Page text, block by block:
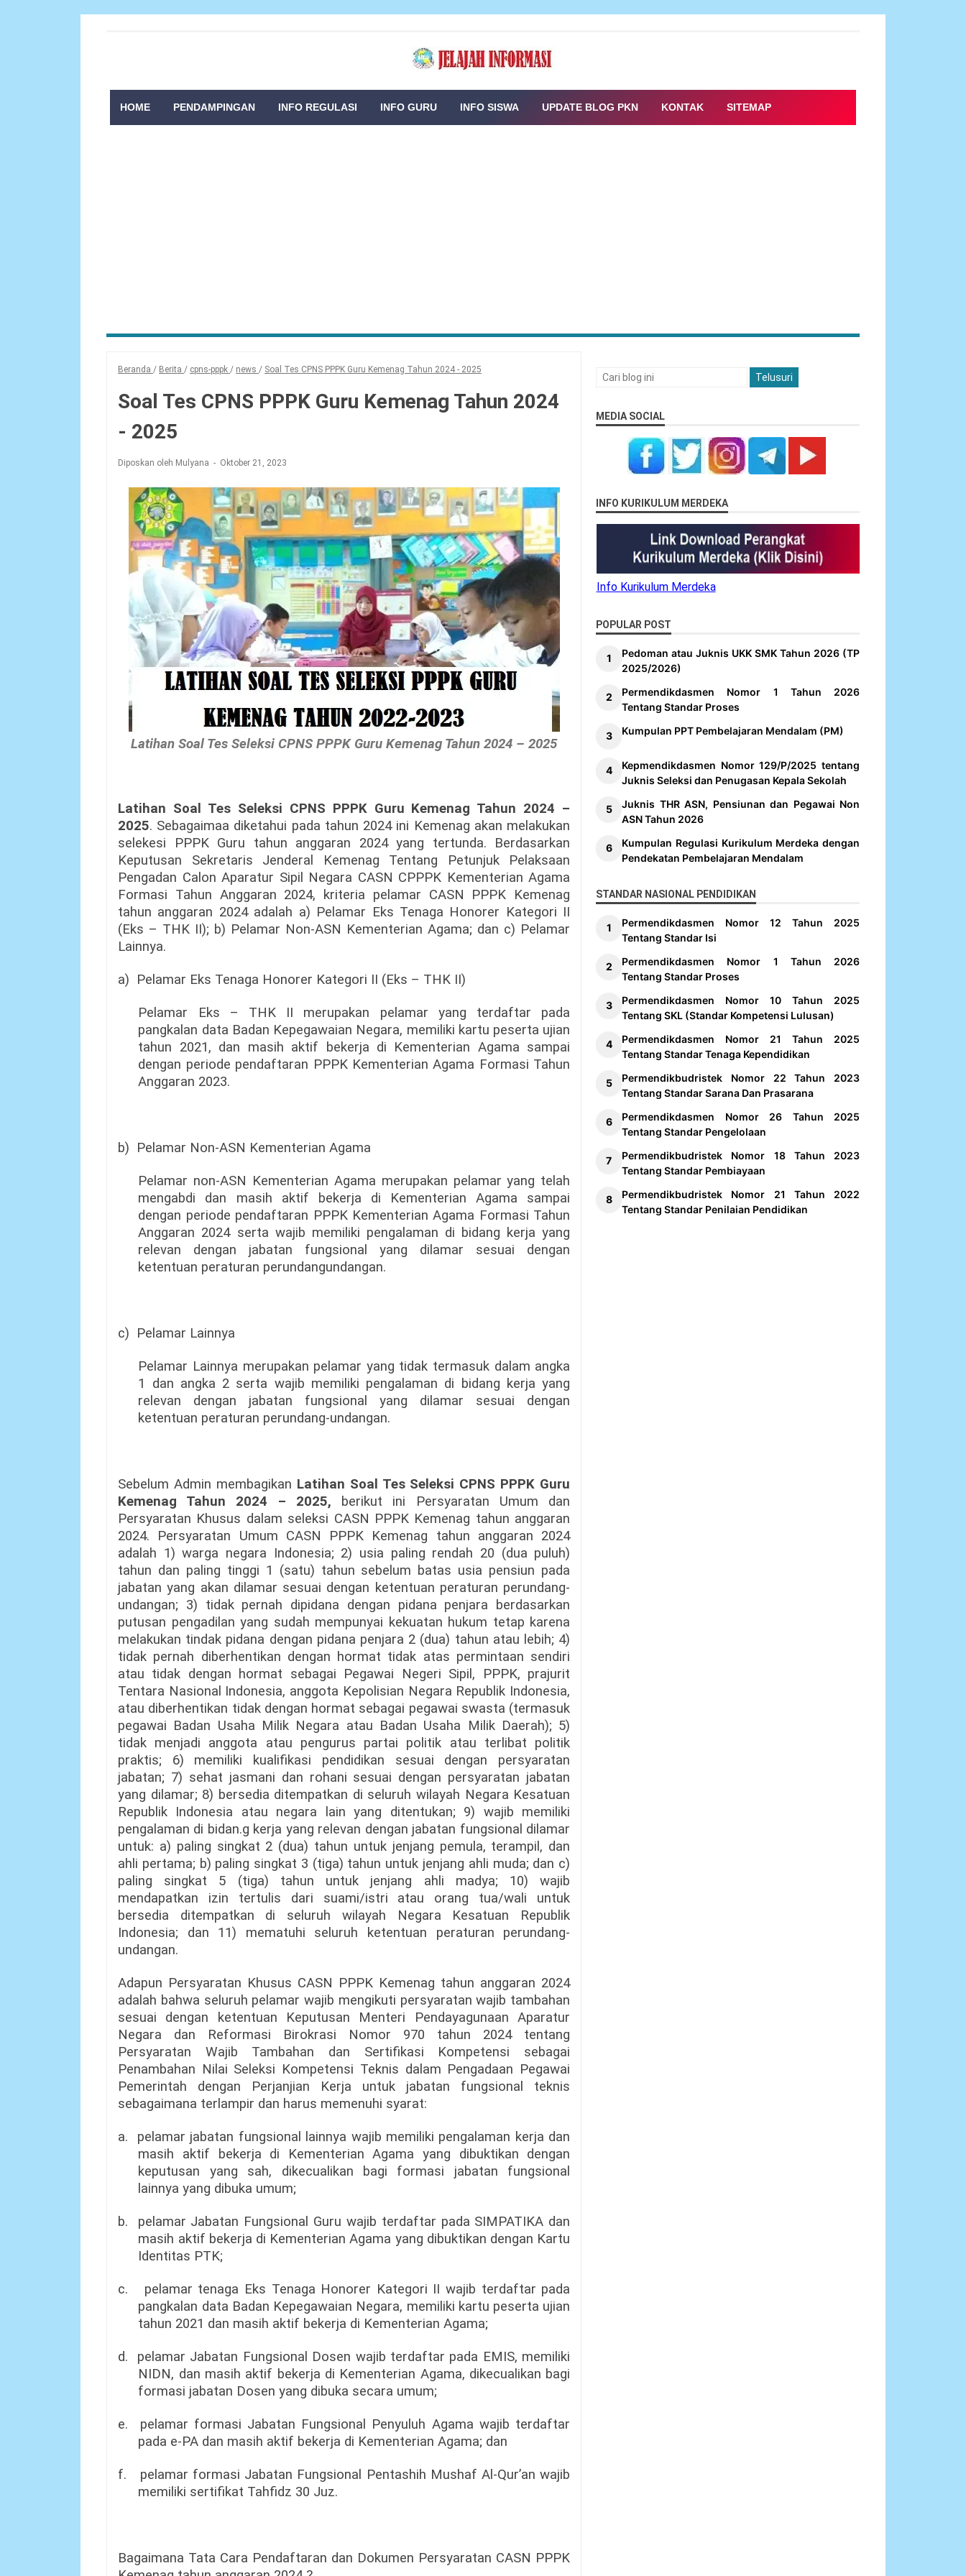
HOME PENDAMPINGAN INFO REGULASI INFO GURU INFO SISWA UPDATE BLOG PKN KONTAK SITEMAP
Beranda / Berita / cpns-pppk / news / Soal Tes CPNS PPPK Guru Kemenag Tahun 2024 - 2025
Soal Tes CPNS PPPK Guru Kemenag Tahun 2024
- 2025
Diposkan oleh Mulyana Oktober 21, 2023
Latihan Soal Tes Seleksi CPNS PPPK Guru Kemenag Tahun 2024 – 2025
Latihan Soal Tes Seleksi CPNS PPPK Guru Kemenag Tahun 2024 –
2025. Sebagaimaa diketahui pada tahun 2024 ini Kemenag akan melakukan
selekesi PPPK Guru tahun anggaran 2024 yang tertunda. Berdasarkan
Keputusan Sekretaris Jenderal Kemenag Tentang Petunjuk Pelaksaan
Pengadan Calon Aparatur Sipil Negara CASN CPPPK Kementerian Agama
Formasi Tahun Anggaran 2024, kriteria pelamar CASN PPPK Kemenag
tahun anggaran 2024 adalah a) Pelamar Eks Tenaga Honorer Kategori II
(Eks – THK II); b) Pelamar Non-ASN Kementerian Agama; dan c) Pelamar
Lainnya.
a) Pelamar Eks Tenaga Honorer Kategori II (Eks – THK II)
Pelamar Eks – THK II merupakan pelamar yang terdaftar pada
pangkalan data Badan Kepegawaian Negara, memiliki kartu peserta ujian
tahun 2021, dan masih aktif bekerja di Kementerian Agama sampai
dengan periode pendaftaran PPPK Kementerian Agama Formasi Tahun
Anggaran 2023.
b) Pelamar Non-ASN Kementerian Agama
Pelamar non-ASN Kementerian Agama merupakan pelamar yang telah
mengabdi dan masih aktif bekerja di Kementerian Agama sampai
dengan periode pendaftaran PPPK Kementerian Agama Formasi Tahun
Anggaran 2024 serta wajib memiliki pengalaman di bidang kerja yang
relevan dengan jabatan fungsional yang dilamar sesuai dengan
ketentuan peraturan perundangundangan.
c) Pelamar Lainnya
Pelamar Lainnya merupakan pelamar yang tidak termasuk dalam angka
1 dan angka 2 serta wajib memiliki pengalaman di bidang kerja yang
relevan dengan jabatan fungsional yang dilamar sesuai dengan
ketentuan peraturan perundang-undangan.
Sebelum Admin membagikan Latihan Soal Tes Seleksi CPNS PPPK Guru
Kemenag Tahun 2024 – 2025, berikut ini Persyaratan Umum dan
Persyaratan Khusus dalam seleksi CASN PPPK Kemenag tahun anggaran
2024. Persyaratan Umum CASN PPPK Kemenag tahun anggaran 2024
adalah 1) warga negara Indonesia; 2) usia paling rendah 20 (dua puluh)
tahun dan paling tinggi 1 (satu) tahun sebelum batas usia pensiun pada
jabatan yang akan dilamar sesuai dengan ketentuan peraturan perundang-
undangan; 3) tidak pernah dipidana dengan pidana penjara berdasarkan
putusan pengadilan yang sudah mempunyai kekuatan hukum tetap karena
melakukan tindak pidana dengan pidana penjara 2 (dua) tahun atau lebih; 4)
tidak pernah diberhentikan dengan hormat tidak atas permintaan sendiri
atau tidak dengan hormat sebagai Pegawai Negeri Sipil, PPPK, prajurit
Tentara Nasional Indonesia, anggota Kepolisian Negara Republik Indonesia,
atau diberhentikan tidak dengan hormat sebagai pegawai swasta (termasuk
pegawai Badan Usaha Milik Negara atau Badan Usaha Milik Daerah); 5)
tidak menjadi anggota atau pengurus partai politik atau terlibat politik
praktis; 6) memiliki kualifikasi pendidikan sesuai dengan persyaratan
jabatan; 7) sehat jasmani dan rohani sesuai dengan persyaratan jabatan
yang dilamar; 8) bersedia ditempatkan di seluruh wilayah Negara Kesatuan
Republik Indonesia atau negara lain yang ditentukan; 9) wajib memiliki
pengalaman di bidan.g kerja yang relevan dengan jabatan fungsional dilamar
untuk: a) paling singkat 2 (dua) tahun untuk jenjang pemula, terampil, dan
ahli pertama; b) paling singkat 3 (tiga) tahun untuk jenjang ahli muda; dan c)
paling singkat 5 (tiga) tahun untuk jenjang ahli madya; 10) wajib
mendapatkan izin tertulis dari suami/istri atau orang tua/wali untuk
bersedia ditempatkan di seluruh wilayah Negara Kesatuan Republik
Indonesia; dan 11) mematuhi seluruh ketentuan peraturan perundang-
undangan.
Adapun Persyaratan Khusus CASN PPPK Kemenag tahun anggaran 2024
adalah bahwa seluruh pelamar wajib mengikuti persyaratan wajib tambahan
sesuai dengan ketentuan Keputusan Menteri Pendayagunaan Aparatur
Negara dan Reformasi Birokrasi Nomor 970 tahun 2024 tentang
Persyaratan Wajib Tambahan dan Sertifikasi Kompetensi sebagai
Penambahan Nilai Seleksi Kompetensi Teknis dalam Pengadaan Pegawai
Pemerintah dengan Perjanjian Kerja untuk jabatan fungsional teknis
sebagaimana terlampir dan harus memenuhi syarat:
a.
pelamar jabatan fungsional lainnya wajib memiliki pengalaman kerja dan
masih aktif bekerja di Kementerian Agama yang dibuktikan dengan
keputusan yang sah, dikecualikan bagi formasi jabatan fungsional
lainnya yang dibuka umum;
b.
pelamar Jabatan Fungsional Guru wajib terdaftar pada SIMPATIKA dan
masih aktif bekerja di Kementerian Agama yang dibuktikan dengan Kartu
Identitas PTK;
c.
pelamar tenaga Eks Tenaga Honorer Kategori II wajib terdaftar pada
pangkalan data Badan Kepegawaian Negara, memiliki kartu peserta ujian
tahun 2021 dan masih aktif bekerja di Kementerian Agama;
d.
pelamar Jabatan Fungsional Dosen wajib terdaftar pada EMIS, memiliki
NIDN, dan masih aktif bekerja di Kementerian Agama, dikecualikan bagi
formasi jabatan Dosen yang dibuka secara umum;
e.
pelamar formasi Jabatan Fungsional Penyuluh Agama wajib terdaftar
pada e-PA dan masih aktif bekerja di Kementerian Agama; dan
f.
pelamar formasi Jabatan Fungsional Pentashih Mushaf Al-Qur’an wajib
memiliki sertifikat Tahfidz 30 Juz.
Bagaimana Tata Cara Pendaftaran dan Dokumen Persyaratan CASN PPPK
MEDIA SOCIAL
INFO KURIKULUM MERDEKA
Info Kurikulum Merdeka
POPULAR POST
Pedoman atau Juknis UKK SMK Tahun 2026 (TP
2025/2026)
Permendikdasmen Nomor 1 Tahun 2026
Tentang Standar Proses
Kumpulan PPT Pembelajaran Mendalam (PM)
Kepmendikdasmen Nomor 129/P/2025 tentang
Juknis Seleksi dan Penugasan Kepala Sekolah
Juknis THR ASN, Pensiunan dan Pegawai Non
ASN Tahun 2026
Kumpulan Regulasi Kurikulum Merdeka dengan
Pendekatan Pembelajaran Mendalam
STANDAR NASIONAL PENDIDIKAN
Permendikdasmen Nomor 12 Tahun 2025
Tentang Standar Isi
Permendikdasmen Nomor 1 Tahun 2026
Tentang Standar Proses
Permendikdasmen Nomor 10 Tahun 2025
Tentang SKL (Standar Kompetensi Lulusan)
Permendikdasmen Nomor 21 Tahun 2025
Tentang Standar Tenaga Kependidikan
Permendikbudristek Nomor 22 Tahun 2023
Tentang Standar Sarana Dan Prasarana
Permendikdasmen Nomor 26 Tahun 2025
Tentang Standar Pengelolaan
Permendikbudristek Nomor 18 Tahun 2023
Tentang Standar Pembiayaan
Permendikbudristek Nomor 21 Tahun 2022
Tentang Standar Penilaian Pendidikan